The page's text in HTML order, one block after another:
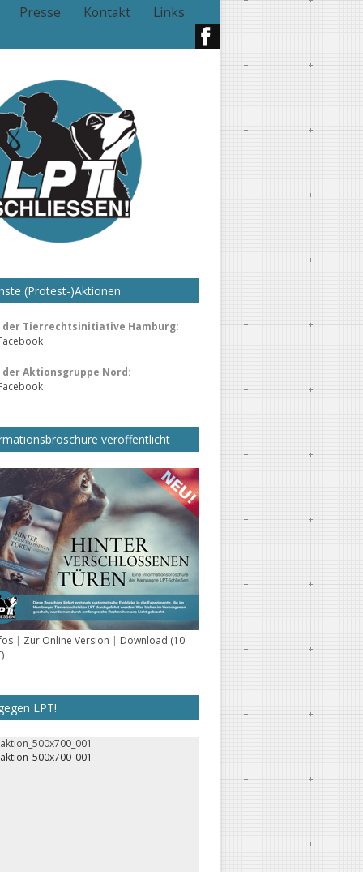
Presse Kontakt Links
(Protest-)Aktionen
der Tierrechtsinitiative Hamburg:
der Aktionsgruppe Nord:
veröffentlicht
| Zur Online Version | Download (10
LPT!